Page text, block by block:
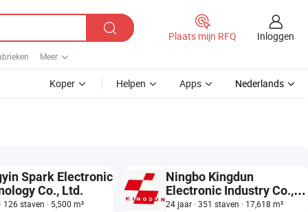
Meer
Plaats mijn RFQ Inloggen
Koper Helpen Apps Nederlands
Spark Electronic
Co., Ltd.
126 staven · 5,500 m²
Ningbo Kingdun
Electronic Industry Co.,
Ltd.
24 jaar · 351 staven · 17,618 m²